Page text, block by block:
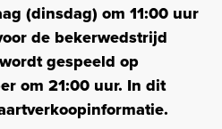
(dinsdag) om 11:00 uur
de bekerwedstrijd
gespeeld op
om 21:00 uur. In dit